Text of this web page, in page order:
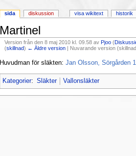
Martinel
Version från den 8 maj 2010 kl. 09.58 avPjoo (
(skillnad) ← Äldre version | Nuvarande version
Huvudman för släkten: Jan Olsson, Sörgården
Kategorier: Släkter Vallonsläkter
sida diskussion visa wikitext historik